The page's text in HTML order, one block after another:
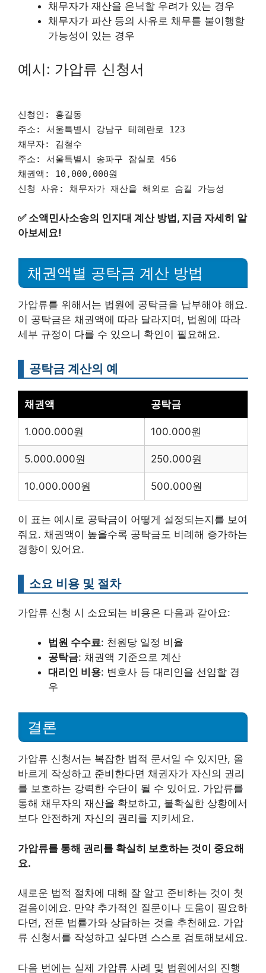
채무자가 재산을 은닉할 우려가 있는 경우
채무자가 파산 등의 사유로 채무를 불이행할
가능성이 있는 경우
예시: 가압류 신청서
신청인: 홍길동
주소: 서울특별시 강남구 테헤란로 123
채무자: 김철수
주소: 서울특별시 송파구 잠실로 456
채권액: 10,000,000원
신청 사유: 채무자가 재산을 해외로 숨길 가능성
✅ 소액민사소송의 인지대 계산 방법, 지금 자세히 알
아보세요!
채권액별 공탁금 계산 방법
가압류를 위해서는 법원에 공탁금을 납부해야 해요.
이 공탁금은 채권액에 따라 달라지며, 법원에 따라
세부 규정이 다를 수 있으니 확인이 필요해요.
공탁금 계산의 예
채권액 공탁금
1.000.000원 100.000원
5.000.000원 250.000원
10.000.000원 500.000원
이 표는 예시로 공탁금이 어떻게 설정되는지를 보여
줘요. 채권액이 높을수록 공탁금도 비례해 증가하는
경향이 있어요.
소요 비용 및 절차
가압류 신청 시 소요되는 비용은 다음과 같아요:
법원 수수료: 천원당 일정 비율
공탁금: 채권액 기준으로 계산
대리인 비용: 변호사 등 대리인을 선임할 경
우
결론
가압류 신청서는 복잡한 법적 문서일 수 있지만, 올
바르게 작성하고 준비한다면 채권자가 자신의 권리
를 보호하는 강력한 수단이 될 수 있어요. 가압류를
통해 채무자의 재산을 확보하고, 불확실한 상황에서
보다 안전하게 자신의 권리를 지키세요.
가압류를 통해 권리를 확실히 보호하는 것이 중요해
요.
새로운 법적 절차에 대해 잘 알고 준비하는 것이 첫
걸음이에요. 만약 추가적인 질문이나 도움이 필요하
다면, 전문 법률가와 상담하는 것을 추천해요. 가압
류 신청서를 작성하고 싶다면 스스로 검토해보세요.
다음 번에는 실제 가압류 사례 및 법원에서의 진행